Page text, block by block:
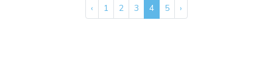
‹ 1 2 3 4 5 ›